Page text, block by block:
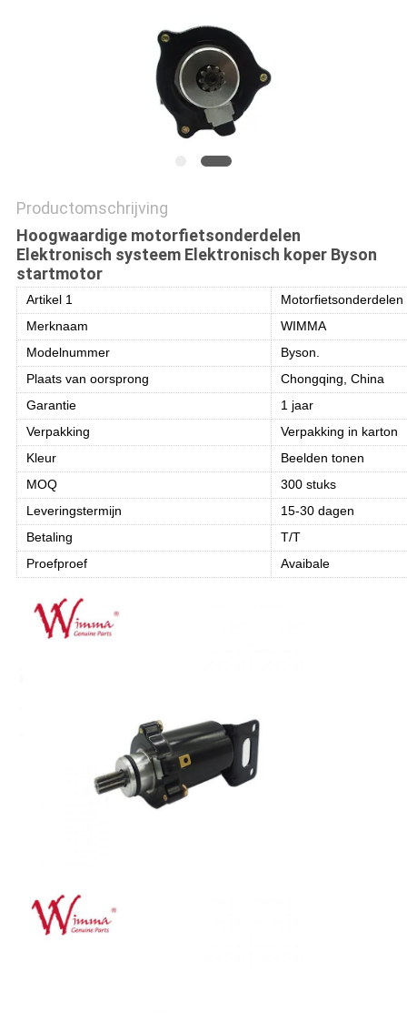
Productomschrijving
Hoogwaardige motorfietsonderdelen
Elektronisch systeem Elektronisch koper Byson
startmotor
Artikel 1
Merknaam
WIMMA
Modelnummer
Byson.
Plaats van oorsprong
Chongqing, China
Garantie
1 jaar
Verpakking
Verpakking in karton
Kleur
Beelden tonen
MOQ
300 stuks
Leveringstermijn
15-30 dagen
Betaling
T/T
Proefproef
Avaibale